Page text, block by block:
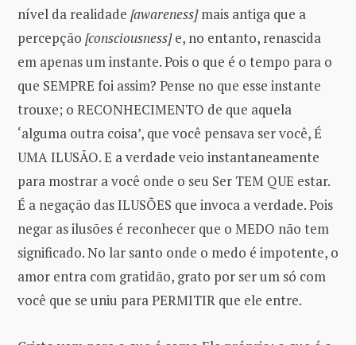
nível da realidade [awareness]mais antiga que a
percepção [consciousness]e, no entanto, renascida
em apenas um instante. Pois o que é o tempo para o
que SEMPRE foi assim? Pense no que esse instante
trouxe; o RECONHECIMENTO de que aquela
‘alguma outra coisa’, que você pensava ser você, É
UMA ILUSÃO. E a verdade veio instantaneamente
para mostrar a você onde o seu Ser TEM QUE estar.
É a negação das ILUSÕES que invoca a verdade. Pois
negar as ilusões é reconhecer que o MEDO não tem
significado. No lar santo onde o medo é impotente, o
amor entra com gratidão, grato por ser um só com
você que se uniu para PERMITIR que ele entre.